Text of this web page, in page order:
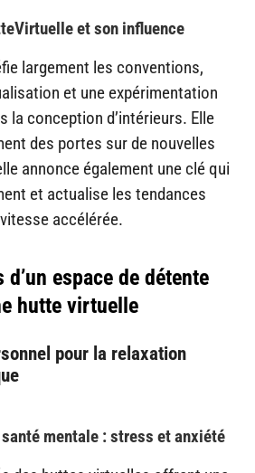
et son influence
largement les conventions,
et une expérimentation
la conception d’intérieurs. Elle
des portes sur de nouvelles
annonce également une clé qui
et actualise les tendances
accélérée.
d’un espace de détente
hutte virtuelle
pour la relaxation
mentale : stress et anxiété